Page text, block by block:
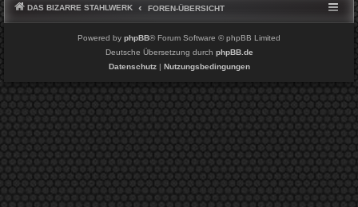
DAS BIZARRE STAHLWERK FOREN-ÜBERSICHT
Powered by phpBB® Forum Software © phpBB Limited
Deutsche Übersetzung durch phpBB.de
Datenschutz| Nutzungsbedingungen